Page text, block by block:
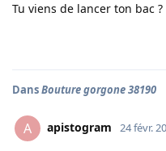
Tu viens de lancer ton bac ?
DansBouture gorgone 38190
A apistogram 24 févr.